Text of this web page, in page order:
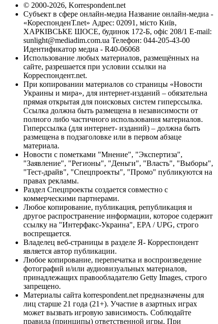
© 2000-2026, Korrespondent.net
Субъект в сфере онлайн-медиа Название онлайн-медиа -
«КореспонденТ.net» Адрес: 02091, місто Київ,
ХАРКІВСЬКЕ ШОСЕ, будинок 172-Б, офіс 208/1 E-mail:
sunlight@mediadim.com.ua Телефон: 044-205-43-00
Идентификатор медиа - R40-06068
Использование любых материалов, размещённых на
сайте, разрешается при условии ссылки на
Корреспондент.net.
При копировании материалов со страницы «Новости
Украины и мира», для интернет-изданий – обязательна
прямая открытая для поисковых систем гиперссылка.
Ссылка должна быть размещена в независимости от
полного либо частичного использования материалов.
Гиперссылка (для интернет- изданий) – должна быть
размещена в подзаголовке или в первом абзаце
материала.
Новости с пометками "Мнение", "Экспертиза",
"Заявление", "Регионы", "Деньги", "Власть", "Выборы",
"Тест-драйв", "Спецпроекты", "Промо" публикуются на
правах рекламы.
Раздел Спецпроекты создается совместно с
коммерческими партнерами.
Любое копирование, публикация, републикация и
другое распространение информации, которое содержит
ссылку на "Интерфакс-Украина", EPA / UPG, строго
воспрещается.
Владелец веб-страницы в разделе Я- Корреспондент
является автор публикации.
Любое копирование, перепечатка и воспроизведение
фотографий и/или аудиовизуальных материалов,
принадлежащих правообладателю Getty Images, строго
запрещено.
Материалы сайта korrespondent.net предназначены для
лиц старше 21 года (21+). Участие в азартных играх
может вызвать игровую зависимость. Соблюдайте
правила (принципы) ответственной игры. При